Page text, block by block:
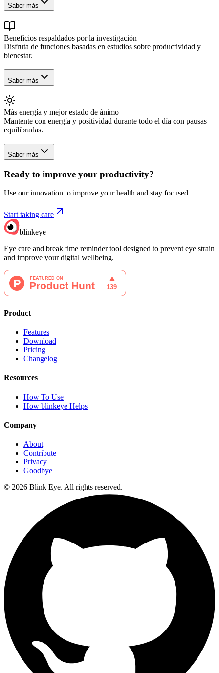
Saber más
Beneficios respaldados por la investigación
Disfruta de funciones basadas en estudios sobre productividad y
bienestar.
Saber más
Más energía y mejor estado de ánimo
Mantente con energía y positividad durante todo el día con pausas
equilibradas.
Saber más
Ready to improve your productivity?
Use our innovation to improve your health and stay focused.
Start taking care
blinkeye
Eye care and break time reminder tool designed to prevent eye strain
and improve your digital wellbeing.
Product
Features
Download
Pricing
Changelog
Resources
How To Use
How blinkeye Helps
Company
About
Contribute
Privacy
Goodbye
© 2026 Blink Eye. All rights reserved.